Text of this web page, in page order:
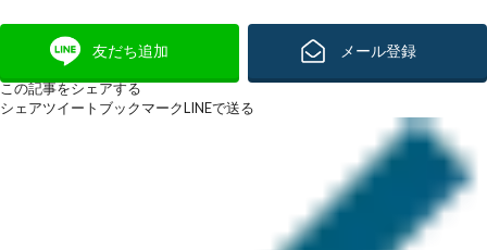
友だち追加 メール登録
この記事をシェアする
シェアツイート ブックマークLINEで送る